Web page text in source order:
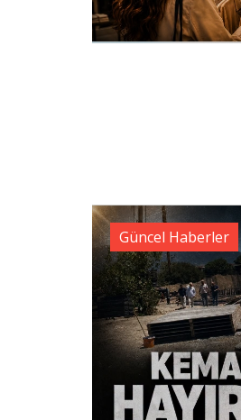
Güncel Haberler